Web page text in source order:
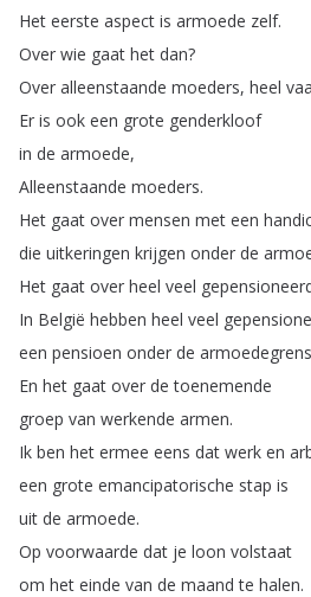
Het eerste aspect is armoede zelf.
Over wie gaat het dan?
Over alleenstaande moeders, heel
Er is ook een grote genderkloof
in de armoede,
Alleenstaande moeders.
Het gaat over mensen met een
die uitkeringen krijgen onder de
Het gaat over heel veel
In België hebben heel veel
een pensioen onder de armoedegrens
En het gaat over de toenemende
groep van werkende armen.
Ik ben het ermee eens dat werk en
een grote emancipatorische stap is
uit de armoede.
Op voorwaarde dat je loon volstaat
om het einde van de maand te halen.